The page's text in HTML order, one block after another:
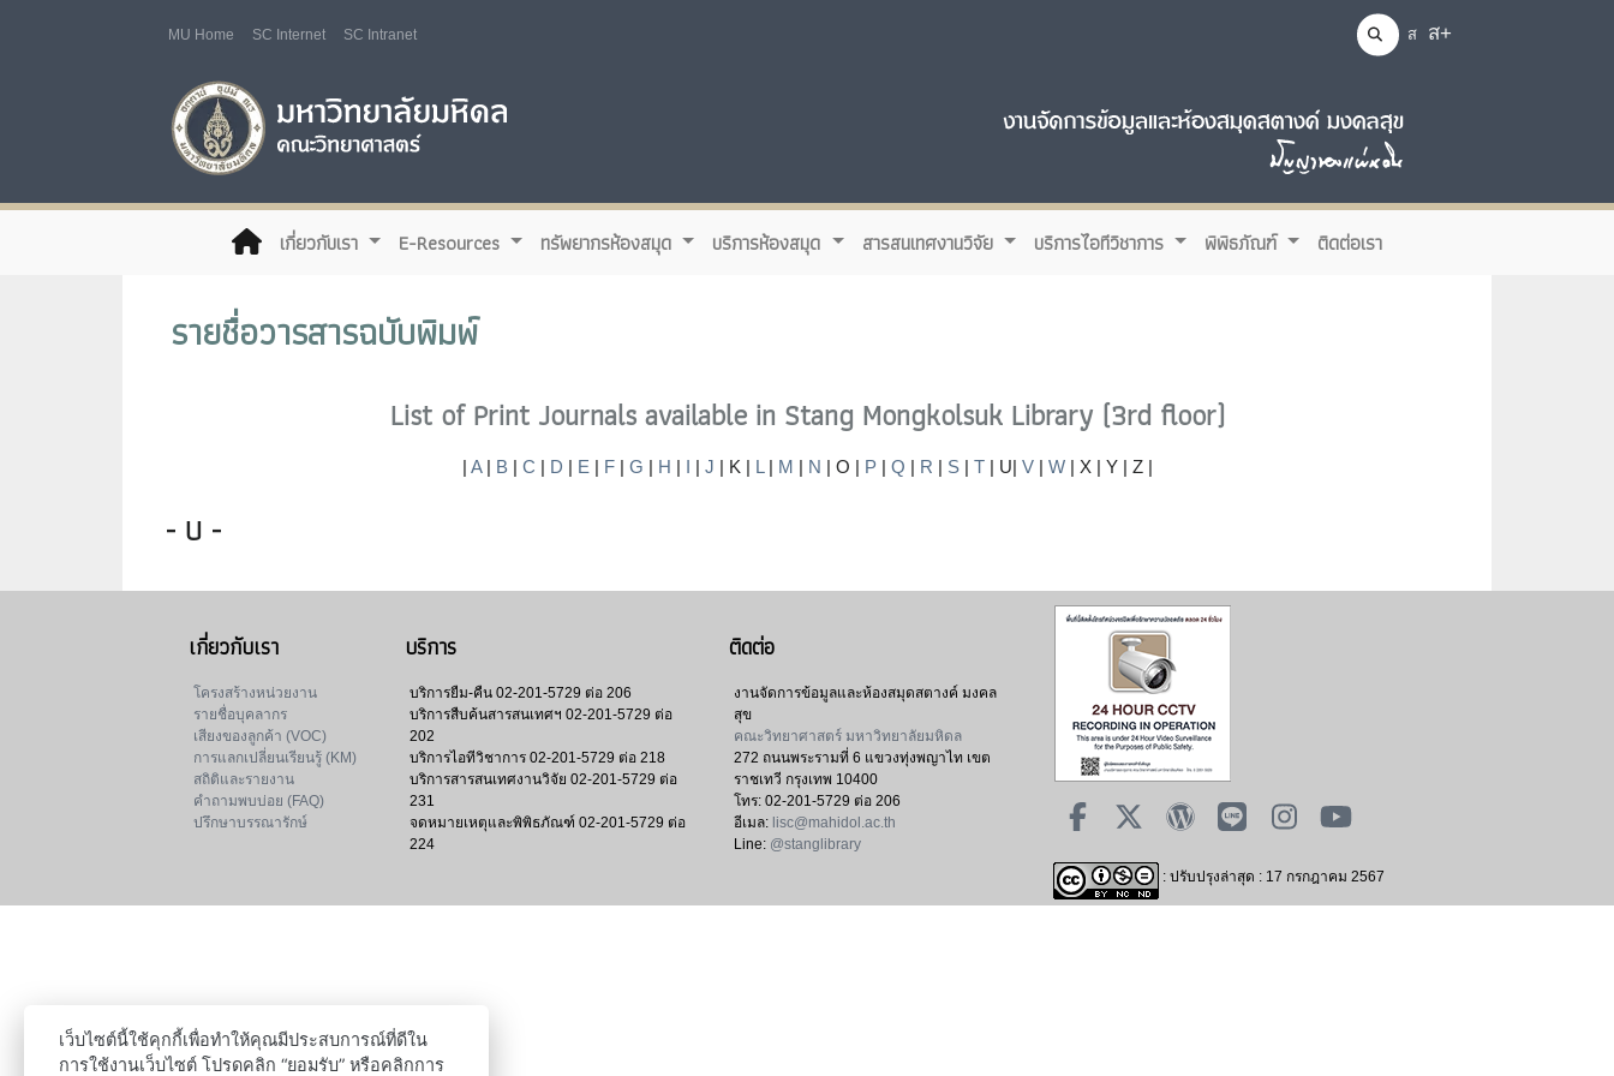
MU Home SC Internet SC Intranet ส ส+
(current)
เกี่ยวกับเรา E-Resources ทรัพยากรห้องสมุด บริการห้องสมุด สารสนเทศงานวิจัย บริการไอทีวิชาการ พิพิธภัณฑ์ ติดต่อเรา
รายชื่อวารสารฉบับพิมพ์
List of Print Journals available in Stang Mongkolsuk Library (3rd floor)
| A| B | C | D | E | F| G | H | I | J | K | L| M | N | O | P| Q | R | S| T| U| V| W| X | Y | Z |
- U -
เกี่ยวกับเรา
โครงสร้างหน่วยงาน
รายชื่อบุคลากร
เสียงของลูกค้า (VOC)
การแลกเปลี่ยนเรียนรู้ (KM)
สถิติและรายงาน
คำถามพบบ่อย (FAQ)
ปรึกษาบรรณารักษ์
บริการ
บริการยืม-คืน 02-201-5729 ต่อ 206
บริการสืบค้นสารสนเทศฯ 02-201-5729 ต่อ
202
บริการไอทีวิชาการ 02-201-5729 ต่อ 218
บริการสารสนเทศงานวิจัย 02-201-5729 ต่อ
231
จดหมายเหตุและพิพิธภัณฑ์ 02-201-5729 ต่อ
224
ติดต่อ
งานจัดการข้อมูลและห้องสมุดสตางค์ มงคล
สุข
คณะวิทยาศาสตร์ มหาวิทยาลัยมหิดล
272 ถนนพระรามที่ 6 แขวงทุ่งพญาไท เขต
ราชเทวี กรุงเทพ 10400
โทร: 02-201-5729 ต่อ 206
อีเมล: lisc@mahidol.ac.th
Line: @stanglibrary
: ปรับปรุงล่าสุด : 17 กรกฎาคม 2567
เว็บไซต์นี้ใช้คุกกี้เพื่อทำให้คุณมีประสบการณ์ที่ดีใน
การใช้งานเว็บไซต์ โปรดคลิก “ยอมรับ” หรือคลิกการ